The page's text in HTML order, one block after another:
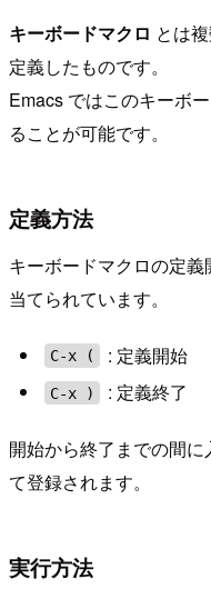
キーボードマクロ とは
定義したものです。
Emacs ではこのキーボ
ることが可能です。
定義方法
キーボードマクロの定
当てられています。
C-x ( : 定義開始
C-x ) : 定義終了
開始から終了までの間
て登録されます。
実行方法